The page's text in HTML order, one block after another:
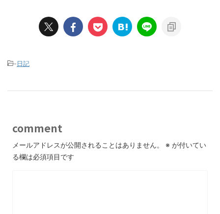
-日記
comment
メールアドレスが公開されることはありません。 ※ が付いてい
る欄は必須項目です